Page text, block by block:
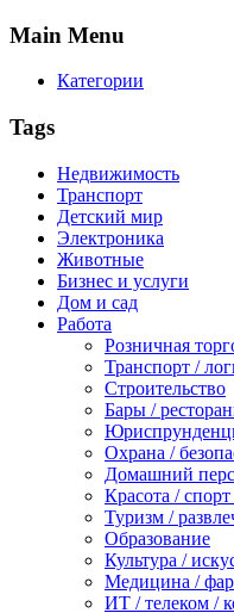
Main Menu
Категории
Tags
Недвижимость
Транспорт
Детский мир
Электроника
Животные
Бизнес и услуги
Дом и сад
Работа
Розничная
Транспорт /
Строительство
Бары /
Охрана /
Домашний
Красота /
Туризм /
Образование
Культура /
Медицина /
ИТ / телеком /